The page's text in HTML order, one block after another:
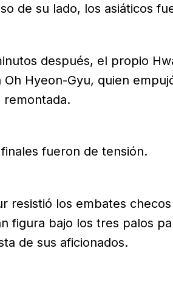
de su lado, los asiáticos
después, el propio
Oh Hyeon-Gyu, quien
fueron de tensión.
resistió los embates
figura bajo los tres palos
de sus aficionados.